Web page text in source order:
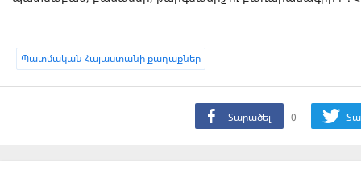
Պատմական Հայաստանի քաղաքներ
Տարածել 0